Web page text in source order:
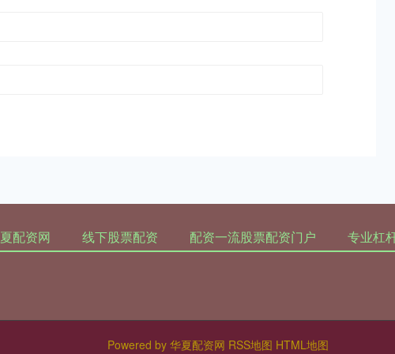
配资网 线下股票配资 配资一流股票配资门户 专业杠
Powered by 华夏配资网 RSS地图 HTML地图